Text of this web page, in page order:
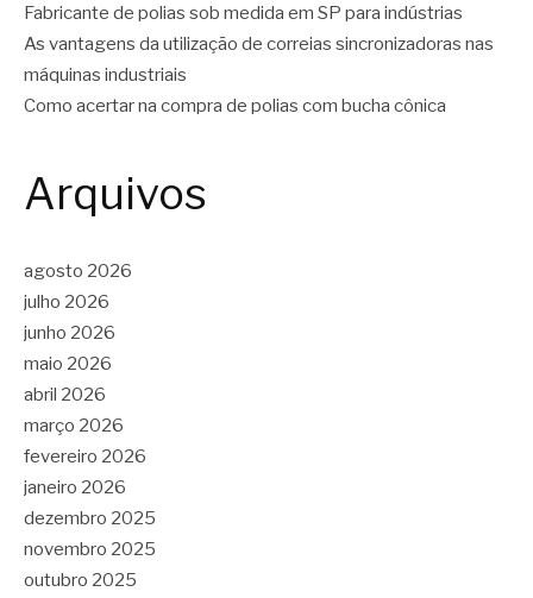
Fabricante de polias sob medida em SP para indústrias
As vantagens da utilização de correias sincronizadoras nas
máquinas industriais
Como acertar na compra de polias com bucha cônica
Arquivos
agosto 2026
julho 2026
junho 2026
maio 2026
abril 2026
março 2026
fevereiro 2026
janeiro 2026
dezembro 2025
novembro 2025
outubro 2025